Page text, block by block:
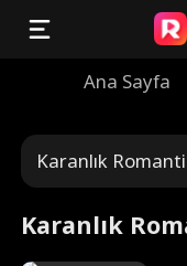
Ana Sayfa
Karanlık
Karanlık